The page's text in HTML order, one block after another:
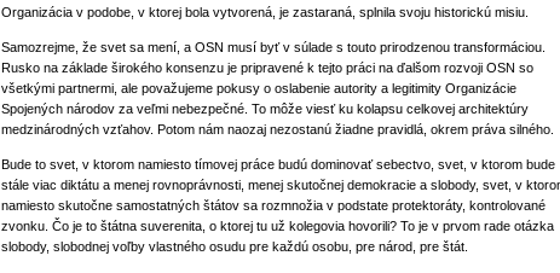
Organizácia v podobe, v ktorej bola vytvorená, je zastaraná, splnila svoju historickú misiu.
Samozrejme, že svet sa mení, a OSN musí byť v súlade s touto prirodzenou transformáciou.
Rusko na základe širokého konsenzu je pripravené k tejto práci na ďalšom rozvoji OSN so
všetkými partnermi, ale považujeme pokusy o oslabenie autority a legitimity Organizácie
Spojených národov za veľmi nebezpečné. To môže viesť ku kolapsu celkovej architektúry
medzinárodných vzťahov. Potom nám naozaj nezostanú žiadne pravidlá, okrem práva silného.
Bude to svet, v ktorom namiesto tímovej práce budú dominovať sebectvo, svet, v ktorom bude
stále viac diktátu a menej rovnoprávnosti, menej skutočnej demokracie a slobody, svet, v
namiesto skutočne samostatných štátov sa rozmnožia v podstate protektoráty, kontrolované
zvonku. Čo je to štátna suverenita, o ktorej tu už kolegovia hovorili? To je v prvom rade otázka
slobody, slobodnej voľby vlastného osudu pre každú osobu, pre národ, pre štát.